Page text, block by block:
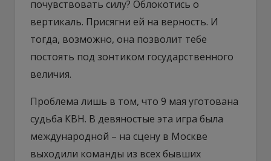
почувствовать силу? Облокотись о
вертикаль. Присягни ей на верность. И
тогда, возможно, она позволит тебе
постоять под зонтиком государственного
величия.
Проблема лишь в том, что 9 мая уготована
судьба КВН. В девяностые эта игра была
международной – на сцену в Москве
выходили команды из всех бывших